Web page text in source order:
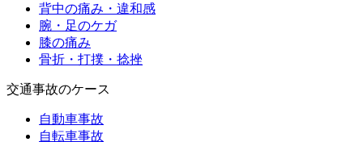
背中の痛み・違和感
腕・足のケガ
膝の痛み
骨折・打撲・捻挫
交通事故のケース
自動車事故
自転車事故